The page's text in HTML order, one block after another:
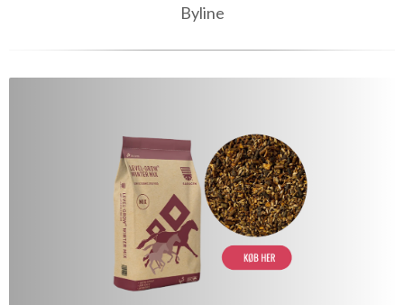
Byline